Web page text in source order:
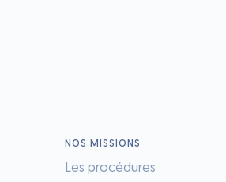
NOS MISSIONS
Les procédures